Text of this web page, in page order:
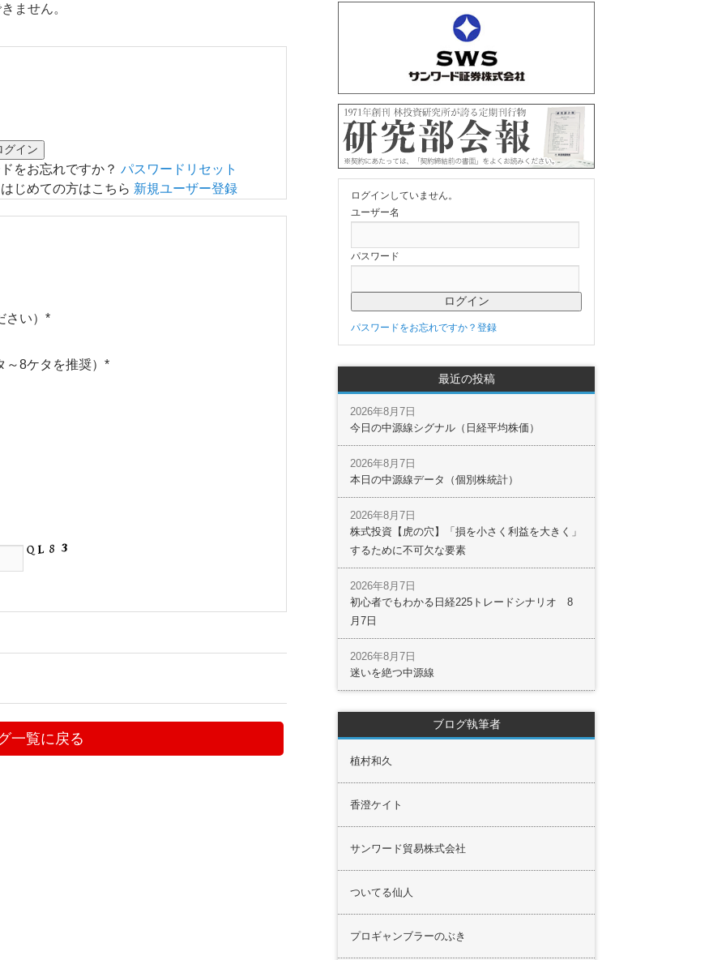
ません。
をお忘れですか？ パスワードリセット
はじめての方はこちら 新規ユーザー登録
い） *
8ケタを推奨） *
一覧に戻る
ログインしていません。
ユーザー名
パスワード
パスワードをお忘れですか？ 登録
最近の投稿
今日の中源線シグナル（日経平均株価）
2026年8月7日
本日の中源線データ（個別株統計）
2026年8月7日
株式投資【虎の穴】「損を小さく利益を大きく」
するために不可欠な要素
2026年8月7日
初心者でもわかる日経225トレードシナリオ 8
月7日
2026年8月7日
迷いを絶つ中源線
2026年8月7日
ブログ執筆者
植村和久
香澄ケイト
サンワード貿易株式会社
ついてる仙人
プロギャンブラーのぶき